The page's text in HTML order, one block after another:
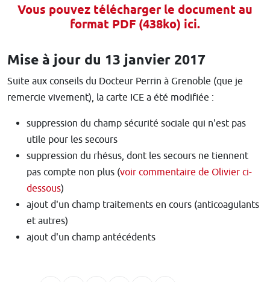
Vous pouvez télécharger le document au
format PDF (438ko) ici.
Mise à jour du 13 janvier 2017
Suite aux conseils du Docteur Perrin à Grenoble (que je
remercie vivement), la carte ICE a été modifiée :
suppression du champ sécurité sociale qui n'est pas
utile pour les secours
suppression du rhésus, dont les secours ne tiennent
pas compte non plus (voir commentaire de Olivier ci-
dessous)
ajout d'un champ traitements en cours (anticoagulants
et autres)
ajout d'un champ antécédents